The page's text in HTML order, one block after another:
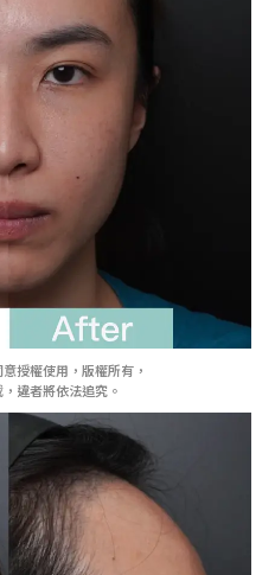
授權使用，版權所有，
違者將依法追究。